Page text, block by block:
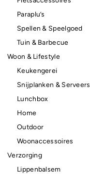
Paraplu’s
Spellen & Speelgoed
Tuin & Barbecue
Woon & Lifestyle
Keukengerei
Snijplanken &
Lunchbox
Home
Outdoor
Woonaccessoires
Verzorging
Lippenbalsem